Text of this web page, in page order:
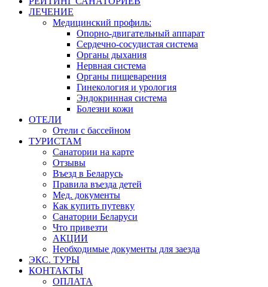
ЛЕЧЕНИЕ
Медицинский профиль:
Опорно-двигательный аппарат
Сердечно-сосудистая система
Органы дыхания
Нервная система
Органы пищеварения
Гинекология и урология
Эндокринная система
Болезни кожи
ОТЕЛИ
Отели с бассейном
ТУРИСТАМ
Санатории на карте
Отзывы
Въезд в Беларусь
Правила въезда детей
Мед. документы
Как купить путевку
Санатории Беларуси
Что привезти
АКЦИИ
Необходимые документы для заезда
ЭКС. ТУРЫ
КОНТАКТЫ
ОПЛАТА